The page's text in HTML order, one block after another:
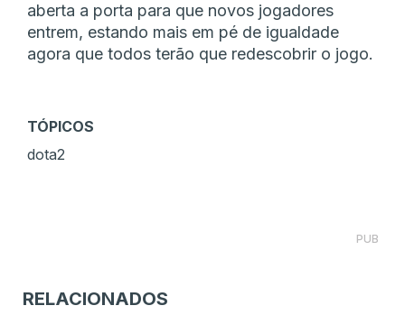
aberta a porta para que novos jogadores
entrem, estando mais em pé de igualdade
agora que todos terão que redescobrir o jogo.
TÓPICOS
dota2
PUB
RELACIONADOS